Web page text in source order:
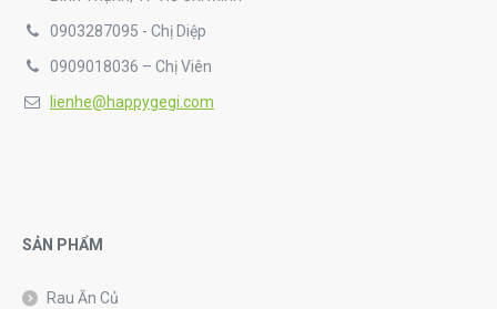
0903287095 - Chị Diệp
0909018036 – Chị Viên
lienhe@happygegi.com
SẢN PHẨM
Rau Ăn Củ